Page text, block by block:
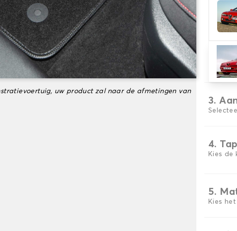
uw product zal naar de afmetingen van
2.
Kies
3.
4.
Kies de
5.
Kies